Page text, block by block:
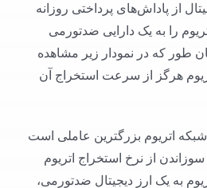
از پاداش‌های پرداختی روزانه
را به یک دارایی ضدتورمی
‌طور که در نمودار زیر مشاهده
هرگز از سرعت استخراج آن
اتریوم بزرگترین عاملی است
از نرخ استخراج اتریوم
به یک ارز دیجیتال ضدتورمی،